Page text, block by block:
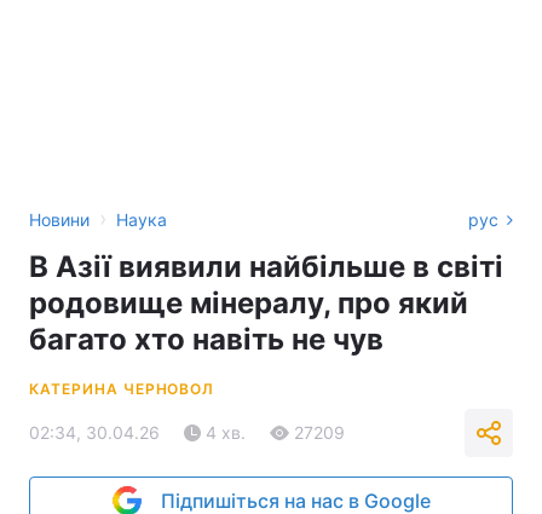
Новини › Наука рус
В Азії виявили найбільше в світі
родовище мінералу, про який
багато хто навіть не чув
КАТЕРИНА ЧЕРНОВОЛ
02:34, 30.04.26 4 хв. 27209
Підпишіться на нас в Google